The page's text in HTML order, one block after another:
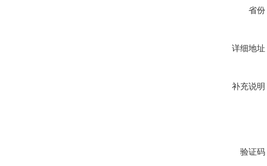
省份
详细地址
补充说明
验证码